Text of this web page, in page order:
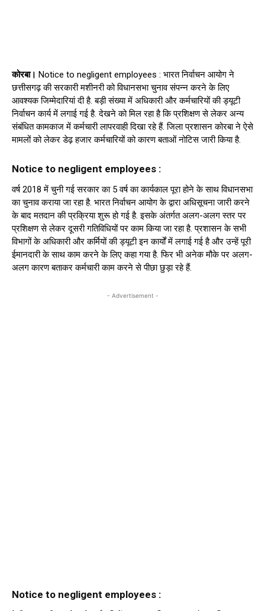
कोरबा। Notice to negligent employees : भारत निर्वाचन आयोग ने
छत्तीसगढ़ की सरकारी मशीनरी को विधानसभा चुनाव संपन्न करने के लिए
आवश्यक जिम्मेदारियां दी है. बड़ी संख्या में अधिकारी और कर्मचारियों की ड्यूटी
निर्वाचन कार्य में लगाई गई है. देखने को मिल रहा है कि प्रशिक्षण से लेकर अन्य
संबंधित कामकाज में कर्मचारी लापरवाही दिखा रहे हैं. जिला प्रशासन कोरबा ने ऐसे
मामलों को लेकर डेढ़ हजार कर्मचारियों को कारण बताओं नोटिस जारी किया है.
Notice to negligent employees :
वर्ष 2018 में चुनी गई सरकार का 5 वर्ष का कार्यकाल पूरा होने के साथ विधानसभा
का चुनाव कराया जा रहा है. भारत निर्वाचन आयोग के द्वारा अधिसूचना जारी करने
के बाद मतदान की प्रक्रिया शुरू हो गई है. इसके अंतर्गत अलग-अलग स्तर पर
प्रशिक्षण से लेकर दूसरी गतिविधियों पर काम किया जा रहा है. प्रशासन के सभी
विभागों के अधिकारी और कर्मियों की ड्यूटी इन कार्यों में लगाई गई है और उन्हें पूरी
ईमानदारी के साथ काम करने के लिए कहा गया है. फिर भी अनेक मौके पर अलग-
अलग कारण बताकर कर्मचारी काम करने से पीछा छुड़ा रहे हैं.
- Advertisement -
Notice to negligent employees :